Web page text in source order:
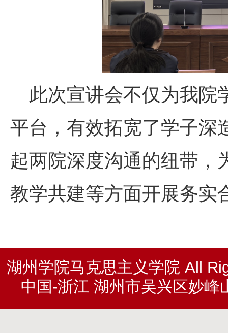
此次宣讲会不仅为我院
平台，有效拓宽了学子深
起两院深度沟通的纽带，
教学共建等方面开展务实
湖州学院马克思主义学院 All
中国-浙江 湖州市吴兴区妙峰